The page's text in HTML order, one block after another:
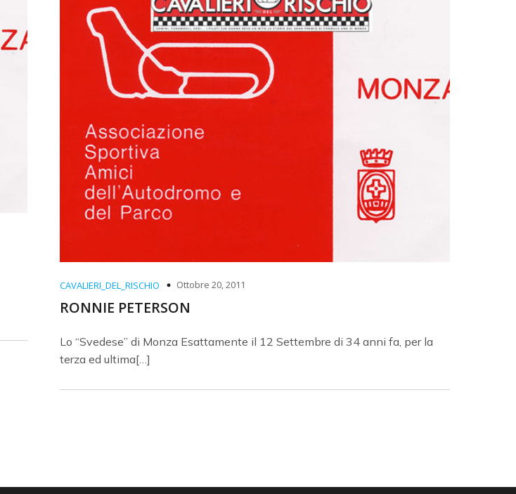
CAVALIERI_DEL_RISCHIO Ottobre 20, 2011
RONNIE PETERSON
Lo “Svedese” di Monza Esattamente il 12 Settembre di 34 anni fa, per la
terza ed ultima[…]